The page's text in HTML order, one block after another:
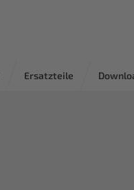
Ersatzteile